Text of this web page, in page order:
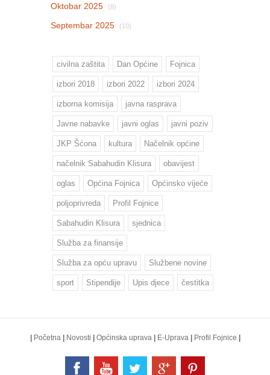
Oktobar 2025 (8)
Septembar 2025 (10)
civilna zaštita Dan Općine Fojnica
izbori 2018 izbori 2022 izbori 2024
izborna komisija javna rasprava
Javne nabavke javni oglas javni poziv
JKP Šćona kultura Načelnik općine
načelnik Sabahudin Klisura obavijest
oglas Općina Fojnica Općinsko vijeće
poljoprivreda Profil Fojnice
Sabahudin Klisura sjednica
Služba za finansije
Služba za opću upravu Službene novine
sport Stipendije Upis djece čestitka
| Početna | Novosti | Općinska uprava | E-Uprava | Profil Fojnice |